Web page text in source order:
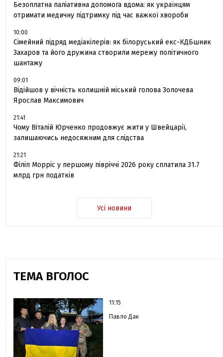
Безоплатна паліативна допомога вдома: як українцям
отримати медичну підтримку під час важкої хвороби
10:00
Сімейний підряд медіакілерів: як білоруський екс-КДБшник
Захаров та його дружина створили мережу політичного
шантажу
09:01
Відійшов у вічність колишній міський голова Золочева
Ярослав Максимович
21:41
Чому Віталій Юрченко продовжує жити у Швейцарії,
залишаючись недосяжним для слідства
21:21
Філіп Морріс у першому півріччі 2026 року сплатила 31.7
млрд грн податків
Усі новини
ТЕМА ВГОЛОС
11:15
Павло Дак